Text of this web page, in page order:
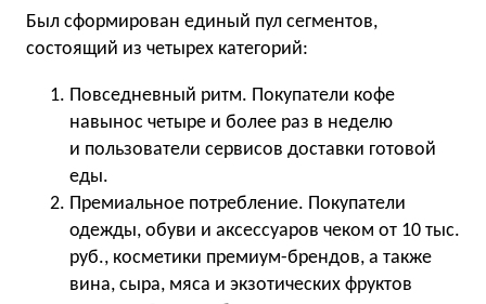
Был сформирован единый пул сегментов,
состоящий из четырех категорий:
Повседневный ритм. Покупатели кофе
навынос четыре и более раз в неделю
и пользователи сервисов доставки готовой
еды.
Премиальное потребление. Покупатели
одежды, обуви и аксессуаров чеком от 10 тыс.
руб., косметики премиум-брендов, а также
вина, сыра, мяса и экзотических фруктов